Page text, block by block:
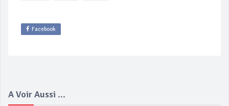
Facebook
A Voir Aussi ...